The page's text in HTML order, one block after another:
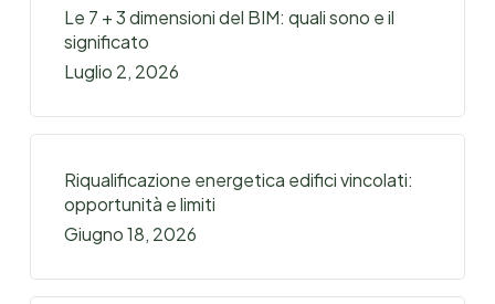
Le 7 + 3 dimensioni del BIM: quali sono e il
significato
Luglio 2, 2026
Riqualificazione energetica edifici vincolati:
opportunità e limiti
Giugno 18, 2026